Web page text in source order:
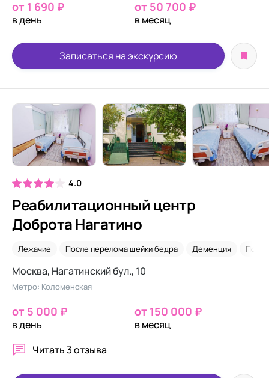
от 1 690 ₽
в день
от 50 700 ₽
в месяц
Записаться на экскурсию
4.0
Реабилитационный центр
Доброта Нагатино
Лежачие После перелома шейки бедра Деменция
Москва, Нагатинский бул., 10
Метро: Коломенская
от 5 000 ₽
в день
от 150 000 ₽
в месяц
Читать3 отзыва